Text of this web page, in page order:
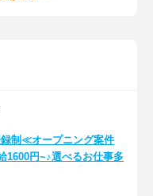
録制≪オープニング案件
1600円~♪選べるお仕事多